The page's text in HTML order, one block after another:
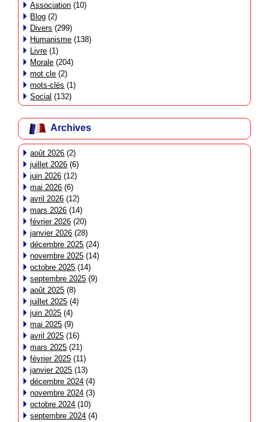
Association (10)
Blog (2)
Divers (299)
Humanisme (138)
Livre (1)
Morale (204)
mot cle (2)
mots-clés (1)
Social (132)
Archives
août 2026 (2)
juillet 2026 (6)
juin 2026 (12)
mai 2026 (6)
avril 2026 (12)
mars 2026 (14)
février 2026 (20)
janvier 2026 (28)
décembre 2025 (24)
novembre 2025 (14)
octobre 2025 (14)
septembre 2025 (9)
août 2025 (8)
juillet 2025 (4)
juin 2025 (4)
mai 2025 (9)
avril 2025 (16)
mars 2025 (21)
février 2025 (11)
janvier 2025 (13)
décembre 2024 (4)
novembre 2024 (3)
octobre 2024 (10)
septembre 2024 (4)